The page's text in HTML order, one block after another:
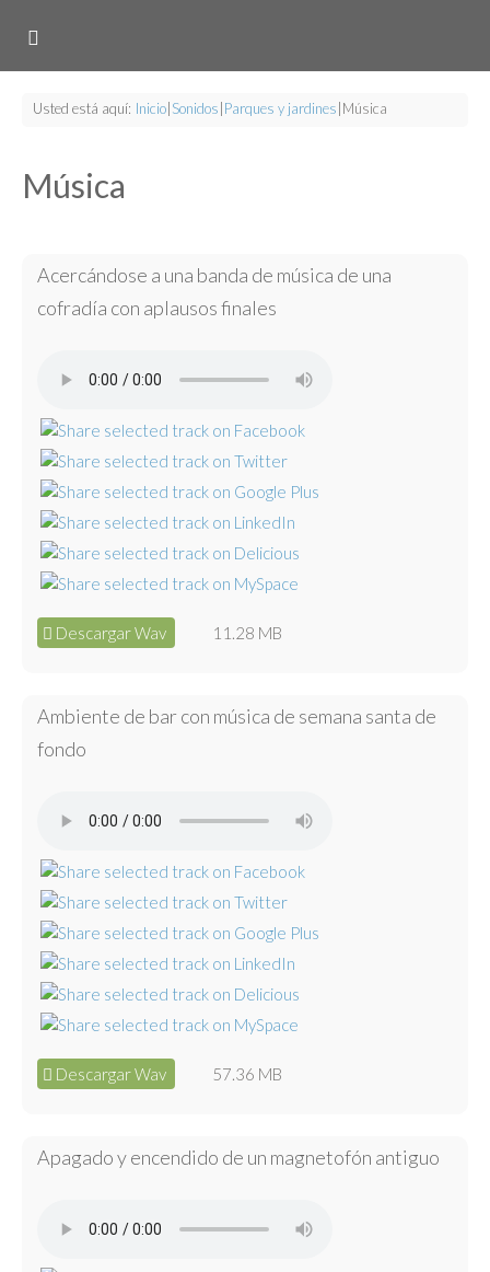
Usted está aquí: Inicio Sonidos Parques y jardines Música
Música
Acercándose a una banda de música de una
cofradía con aplausos finales
Descargar Wav 11.28 MB
Ambiente de bar con música de semana santa de
fondo
Descargar Wav 57.36 MB
Apagado y encendido de un magnetofón antiguo